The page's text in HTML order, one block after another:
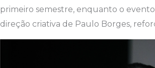
primeiro semestre, enquanto o
direção criativa de Paulo Borges,